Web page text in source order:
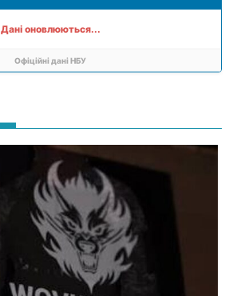
Дані оновлюються...
Офіційні дані НБУ